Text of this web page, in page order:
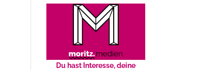
Du hast Interesse, deine